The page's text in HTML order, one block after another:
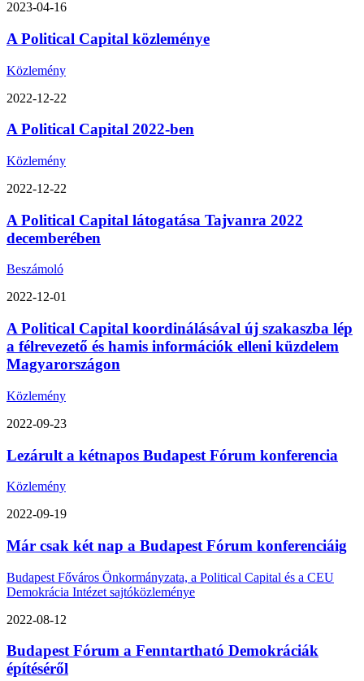
2023-04-16
A Political Capital közleménye
Közlemény
2022-12-22
A Political Capital 2022-ben
Közlemény
2022-12-22
A Political Capital látogatása Tajvanra 2022
decemberében
Beszámoló
2022-12-01
A Political Capital koordinálásával új szakaszba lép
a félrevezető és hamis információk elleni küzdelem
Magyarországon
Közlemény
2022-09-23
Lezárult a kétnapos Budapest Fórum konferencia
Közlemény
2022-09-19
Már csak két nap a Budapest Fórum konferenciáig
Budapest Főváros Önkormányzata, a Political Capital és a CEU
Demokrácia Intézet sajtóközleménye
2022-08-12
Budapest Fórum a Fenntartható Demokráciák
építéséről